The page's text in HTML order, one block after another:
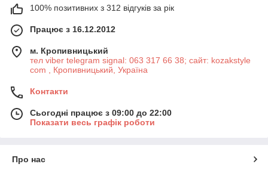
100% позитивних з 312 відгуків за рік
Працює з 16.12.2012
м. Кропивницький
тел viber telegram signal: 063 317 66 38; сайт: kozakstyle
com , Кропивницький, Україна
Контакти
Сьогодні працює з 09:00 до 22:00
Показати весь графік роботи
Про нас